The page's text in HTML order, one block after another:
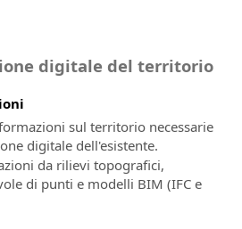
digitale del territorio
sul territorio necessarie
digitale dell'esistente.
da rilievi topografici,
di punti e modelli BIM (IFC e